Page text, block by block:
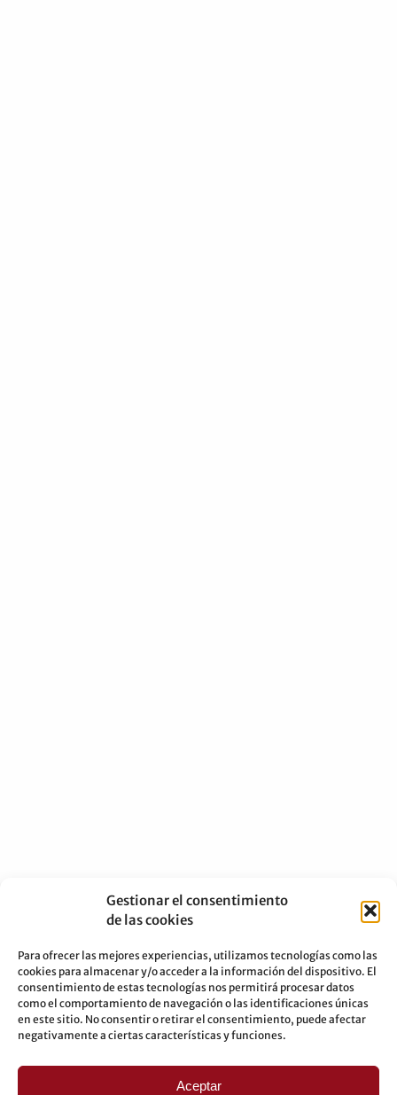
Gestionar el consentimiento
de las cookies
Para ofrecer las mejores experiencias, utilizamos tecnologías como las
cookies para almacenar y/o acceder a la información del dispositivo. El
consentimiento de estas tecnologías nos permitirá procesar datos
como el comportamiento de navegación o las identificaciones únicas
en este sitio. No consentir o retirar el consentimiento, puede afectar
negativamente a ciertas características y funciones.
Aceptar